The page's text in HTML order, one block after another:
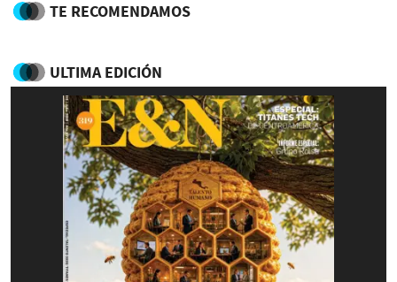
TE RECOMENDAMOS
ULTIMA EDICIÓN